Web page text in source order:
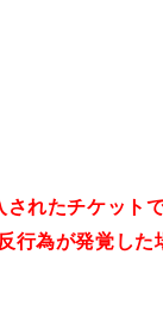
れたチケット
為が発覚し